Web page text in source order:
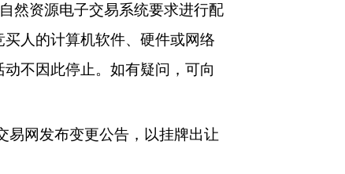
然资源电子交易系统要求进行配
人的计算机软件、硬件或网络
不因此停止。如有疑问，可向
易网发布变更公告，以挂牌出让